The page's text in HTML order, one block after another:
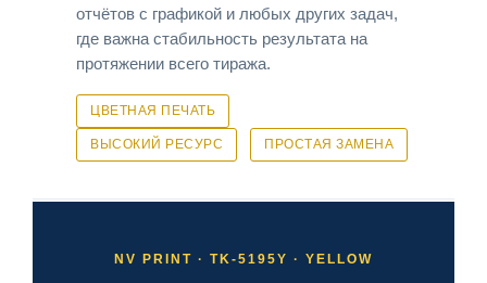
отчётов с графикой и любых других задач,
где важна стабильность результата на
протяжении всего тиража.
ЦВЕТНАЯ ПЕЧАТЬ
ВЫСОКИЙ РЕСУРС ПРОСТАЯ ЗАМЕНА
NV PRINT · TK-5195Y · YELLOW